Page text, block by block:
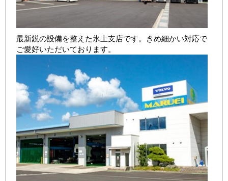
最新鋭の設備を整えた氷上支店です。きめ細かい対応で
ご愛好いただいております。